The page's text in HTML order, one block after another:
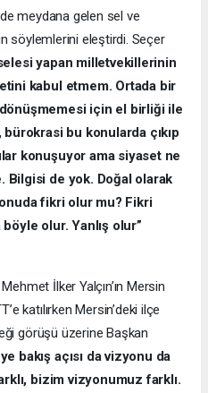
meydana gelen sel ve
söylemlerini eleştirdi. Seçer
yapan milletvekillerinin
kabul etmem. Ortada bir
için el birliği ile
bürokrasi bu konularda çıkıp
konuşuyor ama siyaset ne
Bilgisi de yok. Doğal olarak
fikri olur mu? Fikri
olur. Yanlış olur”
İlker Yalçın’ın Mersin
katılırken Mersin’deki ilçe
görüşü üzerine Başkan
bakış açısı da vizyonu da
bizim vizyonumuz farklı.